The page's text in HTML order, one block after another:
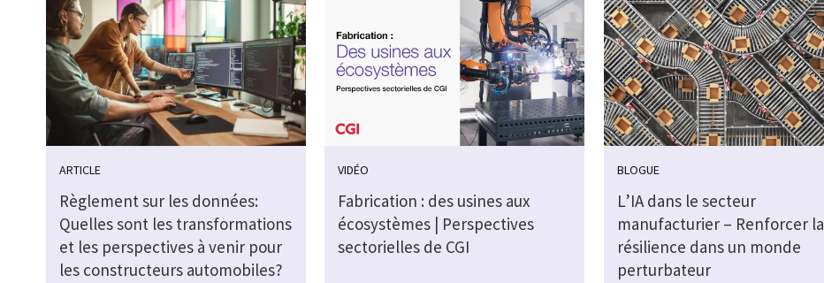
ARTICLE
Règlement sur les données:
Quelles sont les transformations
et les perspectives à venir pour
les constructeurs automobiles?
VIDÉO
Fabrication : des usines aux
écosystèmes | Perspectives
sectorielles de CGI
BLOGUE
L’IA dans le secteur
manufacturier – Renforcer la
résilience dans un monde
perturbateur